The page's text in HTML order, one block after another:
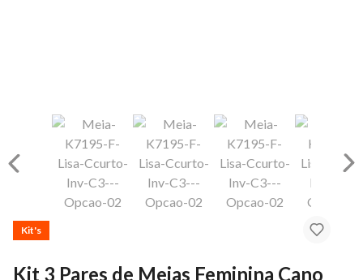
Kit's
Kit 3 Pares de Meias Feminina Cano